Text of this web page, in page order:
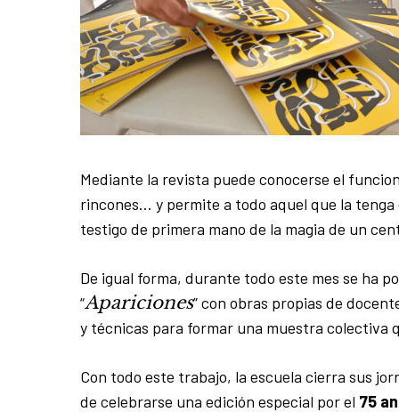
Mediante la revista puede conocerse el
rincones… y permite a todo aquel que la tenga
testigo de primera mano de la magia de un
De igual forma, durante todo este mes se ha
“Apariciones” con obras propias de
y técnicas para formar una muestra colectiva
Con todo este trabajo, la escuela cierra sus
de celebrarse una edición especial por el 75